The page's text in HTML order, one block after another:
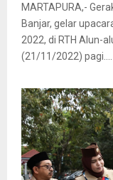
MARTAPURA,-
Banjar, gelar
2022, di RTH Alun-
(21/11/2022) pagi....